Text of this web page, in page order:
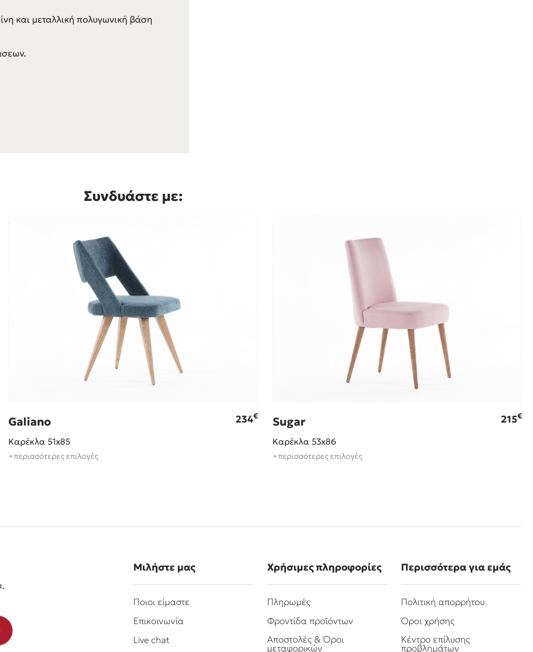
και μεταλλική πολυγωνική βάση
Συνδυάστε με:
Galiano 234€
Καρέκλα 51x85
+περισσότερες επιλογές
Sugar 215€
Καρέκλα 53x86
+περισσότερες επιλογές
Μιλήστε μας
Ποιοι είμαστε
Επικοινωνία
Live chat
Χρήσιμες πληροφορίες
Πληρωμές
Φροντίδα προϊόντων
Αποστολές & Όροι
μεταφορικών
Περισσότερα για εμάς
Πολιτική απορρήτου
Όροι χρήσης
Κέντρο επίλυσης
προβλημάτων